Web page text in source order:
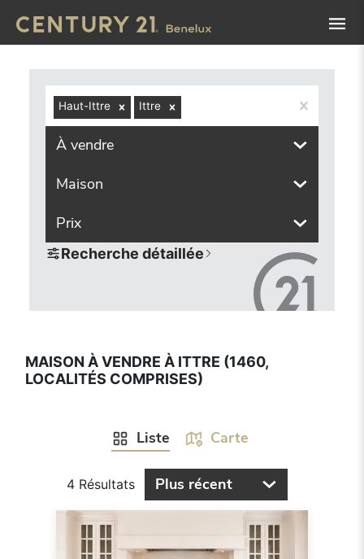
Haut-Ittre Ittre
À vendre
Maison
Prix
Recherche détaillée
MAISON À VENDRE À ITTRE (1460,
LOCALITÉS COMPRISES)
Liste Carte
4 Résultats Plus récent